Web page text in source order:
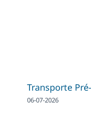
Transporte
06-07-2026